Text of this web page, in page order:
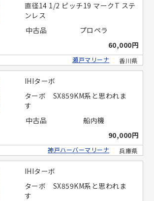
直径14 1/2 ピッチ19 マークT ステ
ンレス
中古品
プロペラ
60,000円
香川県
瀬戸マリーナ
IHIターボ
ターボ SX859KM系と思われま
す
中古品
船内機
90,000円
兵庫県
神戸ハーバーマリーナ
IHIターボ
ターボ SX859KM系と思われま
す